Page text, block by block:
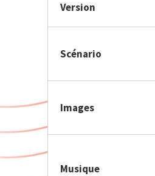
Version
Scénario
Images
Musique